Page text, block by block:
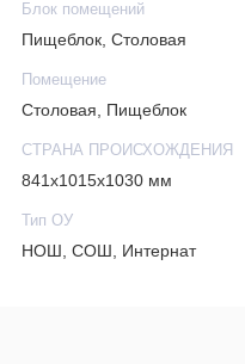
Блок помещений
Пищеблок, Столовая
Помещение
Столовая, Пищеблок
СТРАНА ПРОИСХОЖДЕНИЯ
841х1015х1030 мм
Тип ОУ
НОШ, СОШ, Интернат